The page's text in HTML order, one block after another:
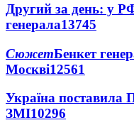
Другий за день: у
генерала13745
СюжетБенкет
Москві12561
Україна поставила
ЗМІ10296